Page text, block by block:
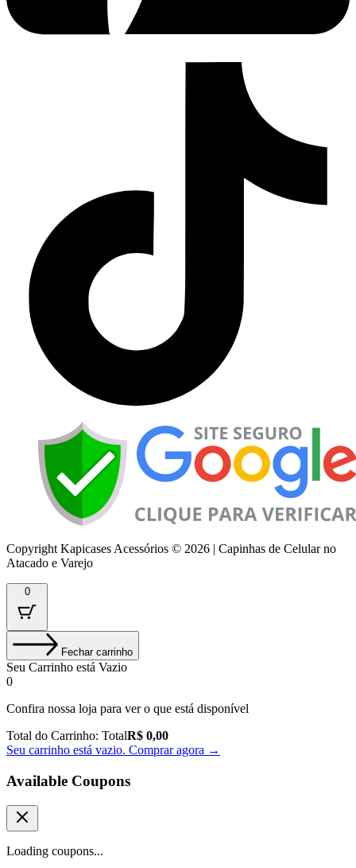
Copyright Kapicases Acessórios © 2026 | Capinhas de Celular no
Atacado e Varejo
0
Fechar carrinho
Seu Carrinho está Vazio
0
Confira nossa loja para ver o que está disponível
Total do Carrinho: TotalR$ 0,00
Seu carrinho está vazio. Comprar agora →
Available Coupons
Loading coupons...